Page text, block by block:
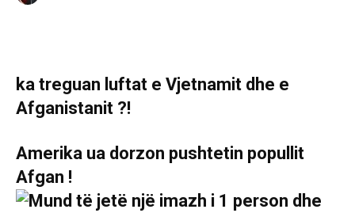
Ҫka treguan luftat e Vjetnamit dhe e
Afganistanit ?!
Amerika ua dorzon pushtetin popullit
Afgan !